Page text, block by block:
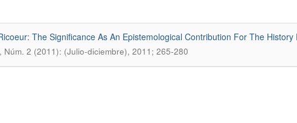
The Significance As An Epistemological Contribution For The History
Núm. 2 (2011): (Julio-diciembre), 2011; 265-280